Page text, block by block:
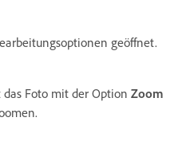
geöffnet.
Foto mit der Option Zoom